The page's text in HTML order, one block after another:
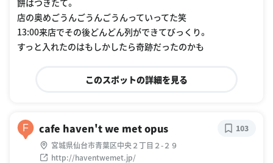
店の奥めごうんごうんごうんっていってた笑
13:00来店でその後どんどん列ができてびっくり。
すっと入れたのはもしかしたら奇跡だったのかも
このスポットの詳細を見る
F cafe haven't we met opus
宮城県仙台市青葉区中央２丁目２-２９
http://haventwemet.jp/
103